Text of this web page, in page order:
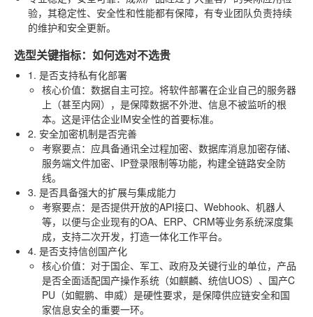
验，其稳定性、安全性和性能都有保障，有专业团队负责持续
的维护和安全更新。
选型关键指标：如何选对不选贵
1. 是否支持私有化部署
核心价值：数据自主可控。将软件部署在企业自己的服务器
上（甚至内网），是保障数据不外泄、信息不被监听的根
本。这是评估企业IM安全性的首要标准。
2. 安全加密机制是否完善
考察要点：应具备通讯全过程加密、数据库消息加密存储、
服务端文件加密、IP登录限制等功能，构建全链路安全防
线。
3. 是否具备强大的扩展与集成能力
考察要点：是否提供开放的API接口、Webhook、机器人
等，以便与企业现有的OA、ERP、CRM等业务系统深度集
成，支持二次开发，打造一体化工作平台。
4. 是否支持信创国产化
核心价值：对于国企、军工、政府及关键行业的单位，产品
是否全面适配国产操作系统（如麒麟、统信UOS）、国产C
PU（如鲲鹏、申威）是硬性要求，是保障供应链安全和国
家信息安全的重要一环。